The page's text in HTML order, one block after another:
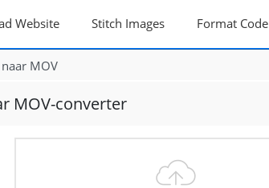
Website Stitch Images Format Code
naar MOV
MOV-converter